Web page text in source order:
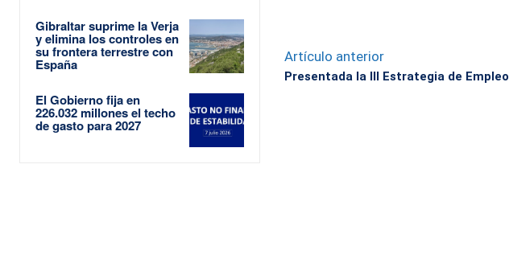
Gibraltar suprime la Verja
y elimina los controles en
su frontera terrestre con
España
El Gobierno fija en
226.032 millones el techo
de gasto para 2027
Artículo anterior
Presentada la III Estrategia de Empleo